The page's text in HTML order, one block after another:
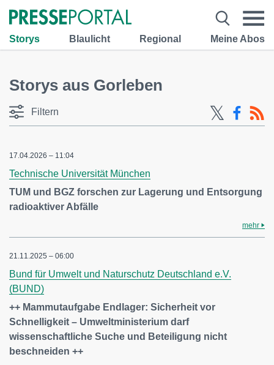
Storys Blaulicht Regional Meine Abos
Storys aus Gorleben
Filtern
17.04.2026 – 11:04
Technische Universität München
TUM und BGZ forschen zur Lagerung und Entsorgung
radioaktiver Abfälle
mehr
21.11.2025 – 06:00
Bund für Umwelt und Naturschutz Deutschland e.V.
(BUND)
++ Mammutaufgabe Endlager: Sicherheit vor
Schnelligkeit – Umweltministerium darf
wissenschaftliche Suche und Beteiligung nicht
beschneiden ++